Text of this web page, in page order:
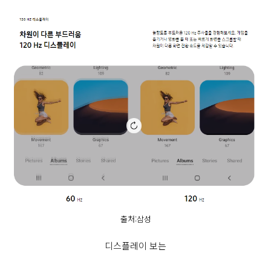
출처:삼성
디스플레이 보는